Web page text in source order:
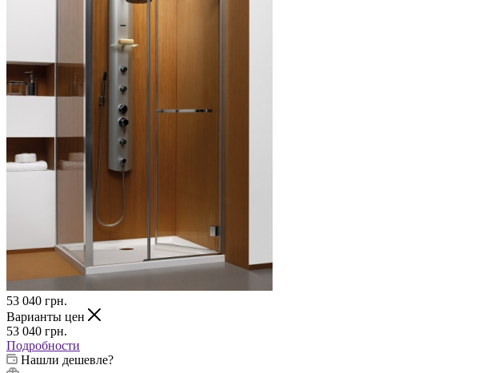
53 040 грн.
Варианты цен
53 040 грн.
Подробности
Нашли дешевле?